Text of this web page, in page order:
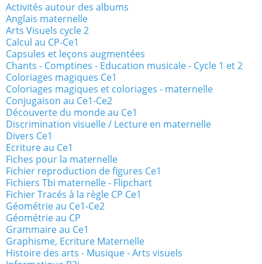
Activités autour des albums
Anglais maternelle
Arts Visuels cycle 2
Calcul au CP-Ce1
Capsules et leçons augmentées
Chants - Comptines - Education musicale - Cycle 1 et 2
Coloriages magiques Ce1
Coloriages magiques et coloriages - maternelle
Conjugaison au Ce1-Ce2
Découverte du monde au Ce1
Discrimination visuelle / Lecture en maternelle
Divers Ce1
Ecriture au Ce1
Fiches pour la maternelle
Fichier reproduction de figures Ce1
Fichiers Tbi maternelle - Flipchart
Fichier Tracés à la règle CP Ce1
Géométrie au Ce1-Ce2
Géométrie au CP
Grammaire au Ce1
Graphisme, Ecriture Maternelle
Histoire des arts - Musique - Arts visuels